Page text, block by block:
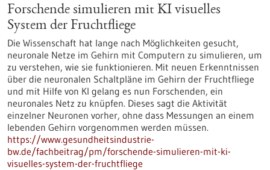
Forschende simulieren mit KI visuelles
System der Fruchtfliege
Die Wissenschaft hat lange nach Möglichkeiten gesucht,
neuronale Netze im Gehirn mit Computern zu simulieren, um
zu verstehen, wie sie funktionieren. Mit neuen Erkenntnissen
über die neuronalen Schaltpläne im Gehirn der Fruchtfliege
und mit Hilfe von KI gelang es nun Forschenden, ein
neuronales Netz zu knüpfen. Dieses sagt die Aktivität
einzelner Neuronen vorher, ohne dass Messungen an einem
lebenden Gehirn vorgenommen werden müssen.
https://www.gesundheitsindustrie-
bw.de/fachbeitrag/pm/forschende-simulieren-mit-ki-
visuelles-system-der-fruchtfliege